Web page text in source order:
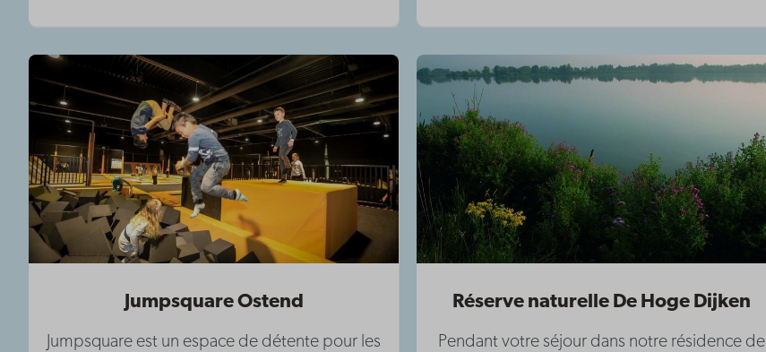
Jumpsquare Ostend
Jumpsquare est un espace de détente pour les
Réserve naturelle De Hoge Dijken
Pendant votre séjour dans notre résidence de